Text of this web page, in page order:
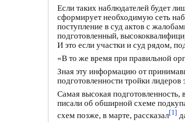
Если таких наблюдателей будет
сформирует необходимую сеть
поступление в суд актов с
подготовленный,
И это если участки и суд рядом,
«В то же время при правильной
Зная эту информацию от
подготовленности тройки
Самая высокая
писали об обширной схеме
схем позже, в марте, рассказал[1]